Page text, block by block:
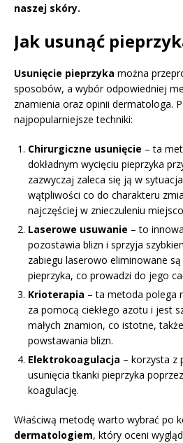
naszej skóry.
Jak usunąć
Usunięcie pieprzyka można
sposobów, a wybór odpowiedniej
znamienia oraz opinii dermatologa.
najpopularniejsze techniki:
Chirurgiczne usunięcie – ta
dokładnym wycięciu pieprzyka
zazwyczaj zaleca się ją w
wątpliwości co do charakteru
najczęściej w znieczuleniu
Laserowe usuwanie – to
pozostawia blizn i sprzyja
zabiegu laserowo eliminowane
pieprzyka, co prowadzi do jego
Krioterapia – ta metoda polega
za pomocą ciekłego azotu i jest
małych znamion, co istotne,
powstawania blizn.
Elektrokoagulacja – korzysta z
usunięcia tkanki pieprzyka
koagulację.
Właściwą metodę warto wybrać po
dermatologiem, który oceni